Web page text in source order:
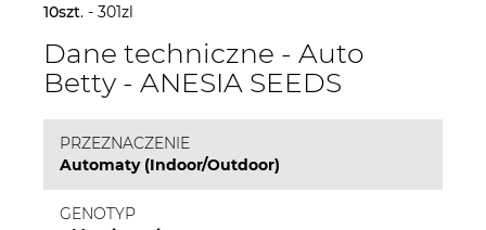
10szt. - 301zl
Dane techniczne - Auto
Betty - ANESIA SEEDS
PRZEZNACZENIE
Automaty (Indoor/Outdoor)
GENOTYP